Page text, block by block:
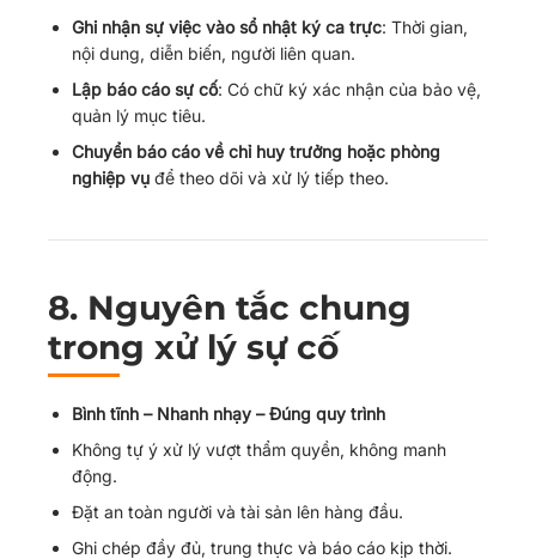
Ghi nhận sự việc vào sổ nhật ký ca trực: Thời gian,
nội dung, diễn biến, người liên quan.
Lập báo cáo sự cố: Có chữ ký xác nhận của bảo vệ,
quản lý mục tiêu.
Chuyển báo cáo về chỉ huy trưởng hoặc phòng
nghiệp vụ để theo dõi và xử lý tiếp theo.
8. Nguyên tắc chung
trong xử lý sự cố
Bình tĩnh – Nhanh nhạy – Đúng quy trình
Không tự ý xử lý vượt thẩm quyền, không manh
động.
Đặt an toàn người và tài sản lên hàng đầu.
Ghi chép đầy đủ, trung thực và báo cáo kịp thời.